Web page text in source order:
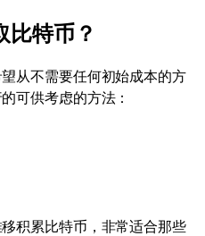
比特币？
从不需要任何初始成本的方
可供考虑的方法：
积累比特币，非常适合那些